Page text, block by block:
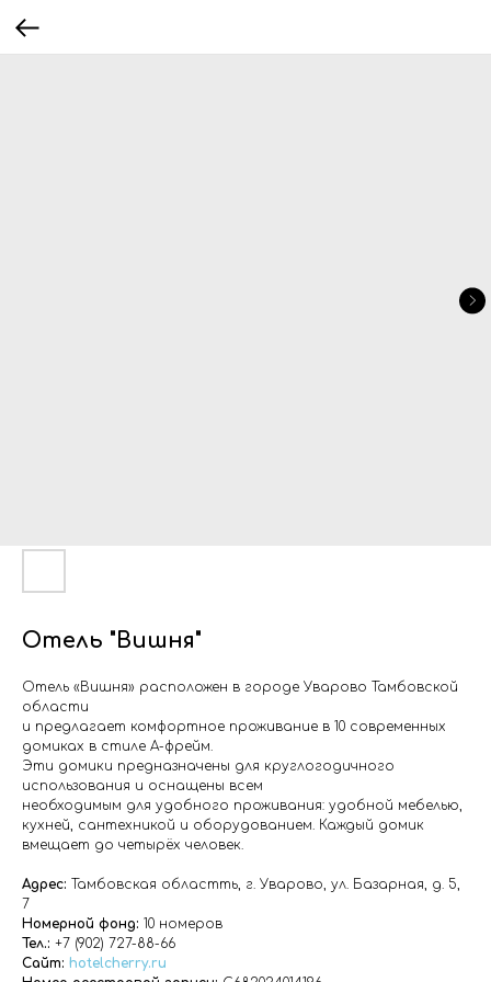
Отель "Вишня"
Отель «Вишня» расположен в городе Уварово Тамбовской
области
и предлагает комфортное проживание в 10 современных
домиках в стиле А-фрейм.
Эти домики предназначены для круглогодичного
использования и оснащены всем
необходимым для удобного проживания: удобной мебелью,
кухней, сантехникой и оборудованием. Каждый домик
вмещает до четырёх человек.
Адрес:
Тамбовская областть, г. Уварово, ул. Базарная, д. 5,
7
Номерной фонд: 10 номеров
Тел.: +7 (902) 727-88-66
Сайт: hotelcherry.ru